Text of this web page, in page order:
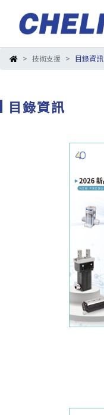
技術支援 目錄資訊
目錄資訊